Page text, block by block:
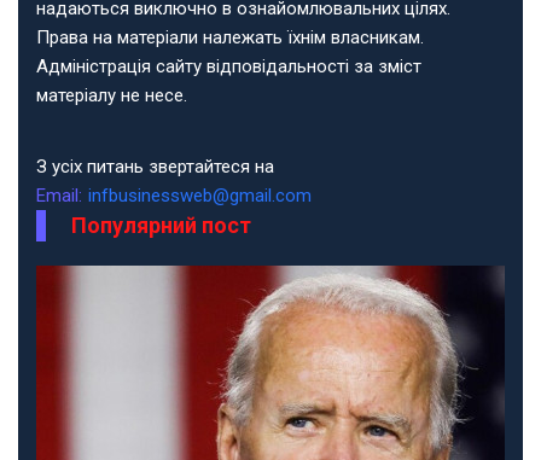
надаються виключно в ознайомлювальних цілях.
Права на матеріали належать їхнім власникам.
Адміністрація сайту відповідальності за зміст
матеріалу не несе.
З усіх питань звертайтеся на
Email: infbusinessweb@gmail.com
Популярний пост